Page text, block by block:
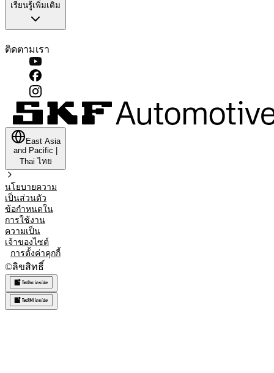
เรียนรู้เพิ่มเติม
ติดตามเรา
East Asia
and Pacific
Thai ไทย
นโยบายความ
เป็นส่วนตัว
ข้อกำหนดใน
การใช้งาน
ความเป็น
เจ้าของไซต์
การตั้งค่าคุกกี้
©ลิขสิทธิ์